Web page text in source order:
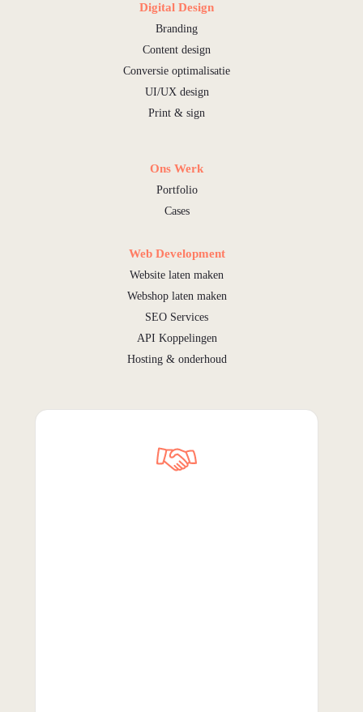
Digital Design
Branding
Content design
Conversie optimalisatie
UI/UX design
Print & sign
Ons Werk
Portfolio
Cases
Web Development
Website laten maken
Webshop laten maken
SEO Services
API Koppelingen
Hosting & onderhoud